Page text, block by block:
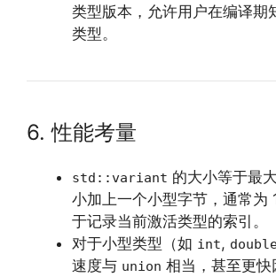
类型版本，允许用户在编译期
类型。
6. 性能考量
std::variant 的大小等于最
小加上一个小型字节，通常为
于记录当前激活类型的索引。
对于小型类型（如 int,
速度与 union 相当，甚至更